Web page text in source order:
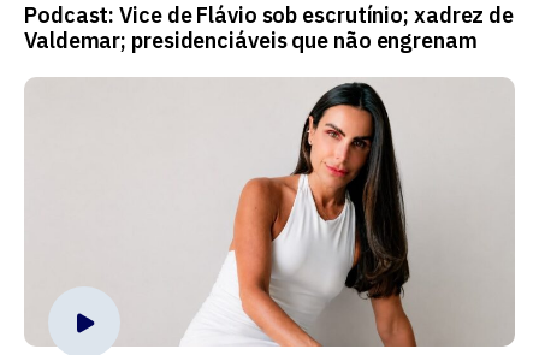
Podcast: Vice de Flávio sob escrutínio; xadrez de
Valdemar; presidenciáveis que não engrenam